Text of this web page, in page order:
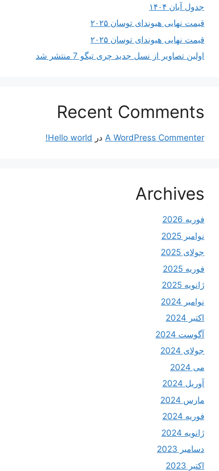
جدول آبان ۱۴۰۴
قیمت نهایی هیوندای توسان ۲۰۲۵
قیمت نهایی هیوندای توسان ۲۰۲۵
اولین تصاویر از نسل جدید چری تیگو 7 منتشر شد
Recent Comments
A WordPress Commenter در Hello world!
Archives
فوریه 2026
نوامبر 2025
جولای 2025
فوریه 2025
ژانویه 2025
نوامبر 2024
اکتبر 2024
آگوست 2024
جولای 2024
می 2024
آوریل 2024
مارس 2024
فوریه 2024
ژانویه 2024
دسامبر 2023
اکتبر 2023